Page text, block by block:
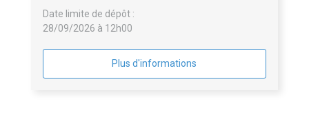
Date limite de dépôt :
28/09/2026 à 12h00
Plus d'informations